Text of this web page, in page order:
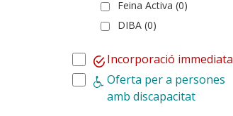
Feina Activa (0)
DIBA (0)
Incorporació immediata
Oferta per a persones
amb discapacitat